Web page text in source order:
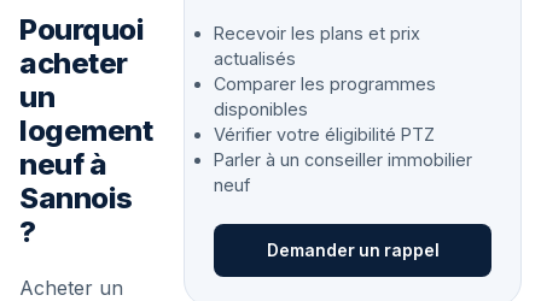
Pourquoi
acheter
un
logement
neuf à
Sannois
?
Acheter un
Recevoir les plans et prix
actualisés
Comparer les programmes
disponibles
Vérifier votre éligibilité PTZ
Parler à un conseiller immobilier
neuf
Demander un rappel